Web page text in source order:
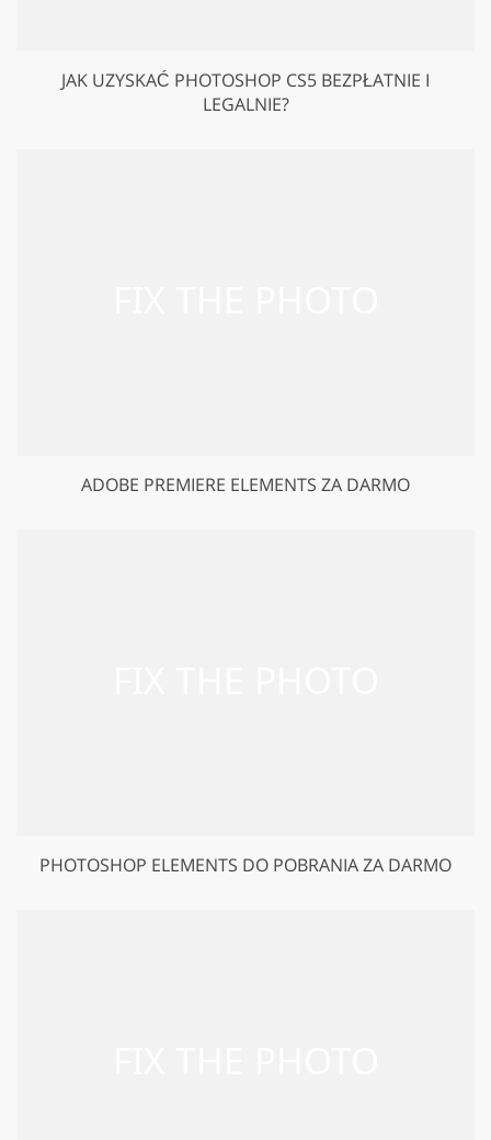
JAK UZYSKAĆ PHOTOSHOP CS5 BEZPŁATNIE I
LEGALNIE?
ADOBE PREMIERE ELEMENTS ZA DARMO
PHOTOSHOP ELEMENTS DO POBRANIA ZA DARMO